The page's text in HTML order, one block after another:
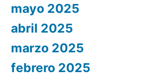
mayo 2025
abril 2025
marzo 2025
febrero 2025